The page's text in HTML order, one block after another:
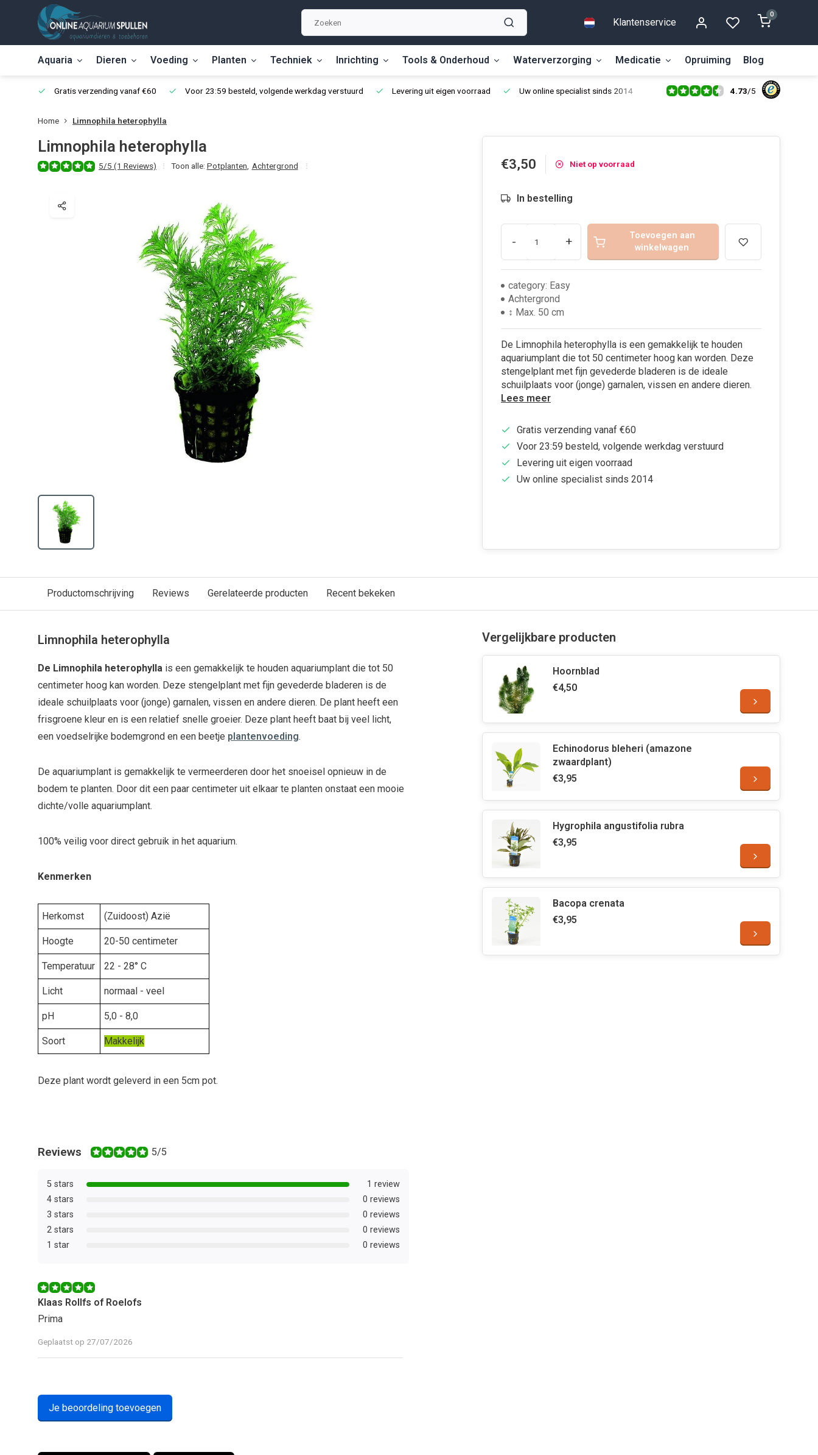
Klantenservice
0
Aquaria Dieren Voeding Planten Techniek Inrichting Tools & Onderhoud Waterverzorging Medicatie Opruiming Blog
Gratis verzending vanaf €60 Voor 23:59 besteld, volgende werkdag verstuurd Levering uit eigen voorraad Uw online specialist sinds 2014 4.73/5
Home Limnophila heterophylla
Limnophila heterophylla
5/5 (1 Reviews) Toon alle: Potplanten Achtergrond €3,50 Niet op voorraad
In bestelling
- +
Toevoegen aan
winkelwagen
category: Easy
Achtergrond
↕ Max. 50 cm
De Limnophila heterophylla is een gemakkelijk te houden
aquariumplant die tot 50 centimeter hoog kan worden. Deze
stengelplant met fijn gevederde bladeren is de ideale
schuilplaats voor (jonge) garnalen, vissen en andere dieren.
Lees meer
Gratis verzending vanaf €60
Voor 23:59 besteld, volgende werkdag verstuurd
Levering uit eigen voorraad
Uw online specialist sinds 2014
Productomschrijving Reviews Gerelateerde producten Recent bekeken
Limnophila heterophylla
De Limnophila heterophylla is een gemakkelijk te houden aquariumplant die tot 50
centimeter hoog kan worden. Deze stengelplant met fijn gevederde bladeren is de
ideale schuilplaats voor (jonge) garnalen, vissen en andere dieren. De plant heeft een
frisgroene kleur en is een relatief snelle groeier. Deze plant heeft baat bij veel licht,
een voedselrijke bodemgrond en een beetje plantenvoeding.
De aquariumplant is gemakkelijk te vermeerderen door het snoeisel opnieuw in de
bodem te planten. Door dit een paar centimeter uit elkaar te planten onstaat een mooie
dichte/volle aquariumplant.
100% veilig voor direct gebruik in het aquarium.
Kenmerken
Herkomst (Zuidoost) Azië
Hoogte 20-50 centimeter
Temperatuur 22 - 28° C
Licht normaal - veel
pH 5,0 - 8,0
Soort Makkelijk
Deze plant wordt geleverd in een 5cm pot.
Reviews 5/5
5 stars
1 review
4 stars
0 reviews
3 stars
0 reviews
2 stars
0 reviews
1 star
0 reviews
Klaas Rollfs of Roelofs
Prima
Geplaatst op 27/07/2026
Je beoordeling toevoegen
Vergelijkbare producten
Hoornblad
€4,50
Echinodorus bleheri (amazone
zwaardplant)
€3,95
Hygrophila angustifolia rubra
€3,95
Bacopa crenata
€3,95